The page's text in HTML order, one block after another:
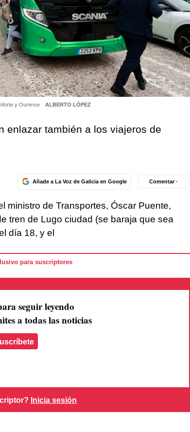
y Ourense ALBERTO LÓPEZ
enlazar también a los viajeros de
Añade a La Voz de Galicia en Google Comentar ·
ministro de Transportes, Óscar Puente,
tren de Lugo ciudad (se baraja que sea
día 18, y el
para suscriptores
seguir leyendo
a todas las noticias
Inicia sesión